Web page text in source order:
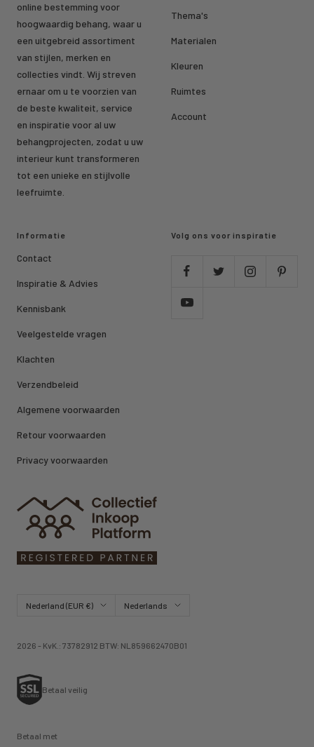
online bestemming voor
hoogwaardig behang, waar u
een uitgebreid assortiment
van stijlen, merken en
collecties vindt. Wij streven
ernaar om u te voorzien van
de beste kwaliteit, service
en inspiratie voor al uw
behangprojecten, zodat u uw
interieur kunt transformeren
tot een unieke en stijlvolle
leefruimte.
Thema's
Materialen
Kleuren
Ruimtes
Account
Informatie
Contact
Inspiratie & Advies
Kennisbank
Veelgestelde vragen
Klachten
Verzendbeleid
Algemene voorwaarden
Retour voorwaarden
Privacy voorwaarden
Volg ons voor inspiratie
Land/regio Nederland (EUR €) TaalNederlands
2026 - KvK.: 73782912 BTW: NL859662470B01
Betaal veilig
Betaal met